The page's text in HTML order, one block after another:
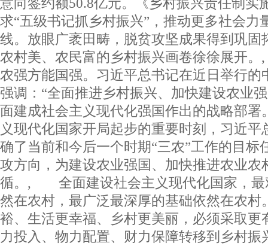
求“五级书记抓乡村振兴”，推动更多社会力
线。放眼广袤田畴，脱贫攻坚成果得到巩固
农村美、农民富的乡村振兴画卷徐徐展
农强方能国强。习近平总书记在近日举行的
强调：“全面推进乡村振兴、加快建设农业
面建成社会主义现代化强国作出的战略部署
义现代化国家开局起步的重要时刻，习近平
确了当前和今后一个时期“三农”工作的目标
攻方向，为建设农业强国、加快推进农业农
循。, 全面建设社会主义现代化国家，最
然在农村，最广泛最深厚的基础依然在农村
裕、生活更幸福、乡村更美丽，必须采取更
力投入、物力配置、财力保障转移到乡村振